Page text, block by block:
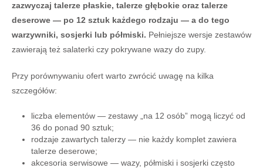
zazwyczaj talerze płaskie, talerze głębokie oraz talerze
deserowe — po 12 sztuk każdego rodzaju — a do tego
warzywniki, sosjerki lub półmiski. Pełniejsze wersje zestawów
zawierają też salaterki czy pokrywane wazy do zupy.
Przy porównywaniu ofert warto zwrócić uwagę na kilka
szczegółów:
liczba elementów — zestawy „na 12 osób” mogą liczyć od
36 do ponad 90 sztuk;
rodzaje zawartych talerzy — nie każdy komplet zawiera
talerze deserowe;
akcesoria serwisowe — wazy, półmiski i sosjerki często